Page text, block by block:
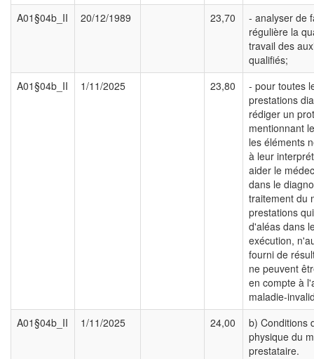
A01§04b_II
20/12/1989 23,70
- analyser de
régulière la
travail des
qualifiés;
A01§04b_II
1/11/2025 23,80
- pour toutes
prestations
rédiger un
mentionnant
les éléments
à leur
aider le
dans le
traitement du
prestations
d'aléas dans
exécution,
fourni de
ne peuvent
en compte à
maladie-
A01§04b_II
1/11/2025 24,00
b) Conditions
physique du
prestataire.